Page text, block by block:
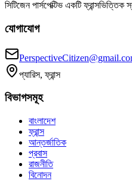
সিটিজেন পার্সপেক্টিভ একটি
যোগাযোগ
প্যারিস, ফ্রান্স
বিভাগসমূহ
বাংলাদেশ
ফ্রান্স
আন্তর্জাতিক
প্রবাস
রাজনীতি
বিনোদন